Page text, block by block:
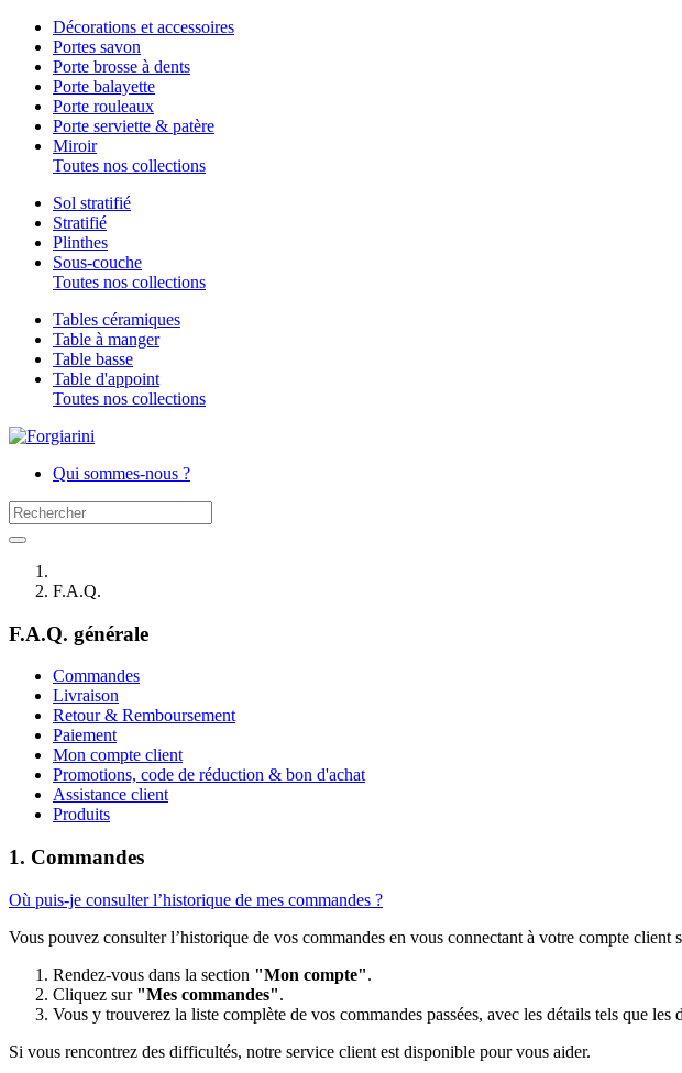
Décorations et accessoires
Portes savon
Porte brosse à dents
Porte balayette
Porte rouleaux
Porte serviette & patère
Miroir
Toutes nos collections
Sol stratifié
Stratifié
Plinthes
Sous-couche
Toutes nos collections
Tables céramiques
Table à manger
Table basse
Table d'appoint
Toutes nos collections
Qui sommes-nous ?
F.A.Q.
F.A.Q. générale
Commandes
Livraison
Retour & Remboursement
Paiement
Mon compte client
Promotions, code de réduction & bon d'achat
Assistance client
Produits
1. Commandes
Où puis-je consulter l’historique de mes commandes ?
Vous pouvez consulter l’historique de vos commandes en vous connectant à votre compte client
Rendez-vous dans la section "Mon compte".
Cliquez sur "Mes commandes".
Vous y trouverez la liste complète de vos commandes passées, avec les détails tels que
Si vous rencontrez des difficultés, notre service client est disponible pour vous aider.